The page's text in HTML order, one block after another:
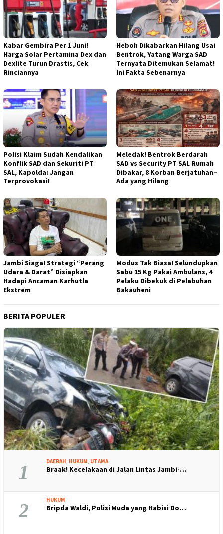
Kabar Gembira Per 1 Juni!
Harga Solar Pertamina Dex dan
Dexlite Turun Drastis, Cek
Rinciannya
Heboh Dikabarkan Hilang Usai
Bentrok, Yatang Warga SAD
Ternyata Ditemukan Selamat!
Ini Fakta Sebenarnya
Polisi Klaim Sudah Kendalikan
Konflik SAD dan Sekuriti PT
SAL, Kapolda: Jangan
Terprovokasi!
Meledak! Bentrok Berdarah
SAD vs Security PT SAL Rumah
Dibakar, 8 Korban Berjatuhan–
Ada yang Hilang
Jambi Siaga! Strategi “Perang
Udara & Darat” Disiapkan
Hadapi Ancaman Karhutla
Ekstrem
Modus Tak Biasa! Selundupkan
Sabu 15 Kg Pakai Ambulans, 4
Pelaku Dibekuk di Pelabuhan
Bakauheni
BERITA POPULER
1 DAERAH, HUKUM, UTAMA
Braak! Kecelakaan di Jalan Lintas Jambi-…
2 HUKUM
Bripda Waldi, Polisi Muda yang Habisi Do…